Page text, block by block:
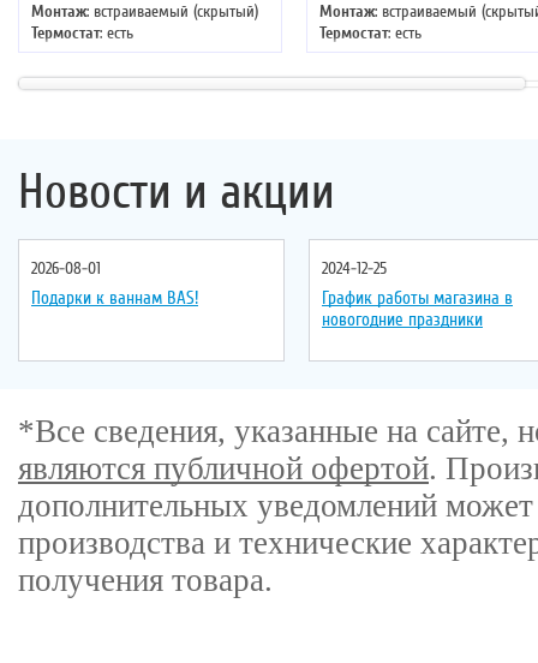
Монтаж: встраиваемый (скрытый)
Термостат: есть
Цвет: золото
Монтаж: встраиваемый
Термостат: есть
Цвет: черное золото
Новости и акции
2026-08-01
Подарки к ваннам BAS!
2024-12-25
График работы магазина в
новогодние праздники
*Все сведения, указанные на
являются публичной офертой.
дополнительных уведомлений
производства и технические
получения товара.